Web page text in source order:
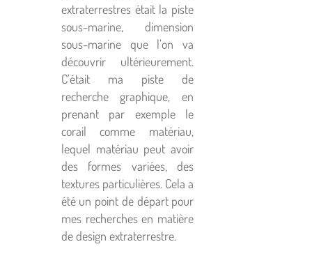
extraterrestres était la piste
sous-marine, dimension
sous-marine que l’on va
découvrir ultérieurement.
C’était ma piste de
recherche graphique, en
prenant par exemple le
corail comme matériau,
lequel matériau peut avoir
des formes variées, des
textures particulières. Cela a
été un point de départ pour
mes recherches en matière
de design extraterrestre.